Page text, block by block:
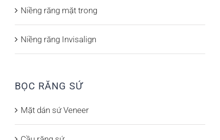
Niềng răng mặt trong
Niềng răng Invisalign
BỌC RĂNG SỨ
Mặt dán sứ Veneer